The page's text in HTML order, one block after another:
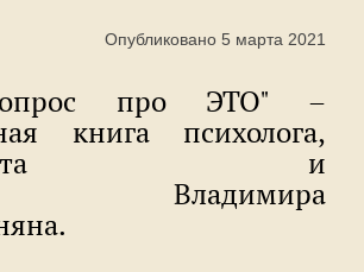
Опубликовано 5 марта 2021
про ЭТО" –
книга психолога,
и
Владимира